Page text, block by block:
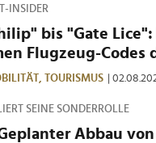
Informationen
die Sie ihnen
im Rahmen Ihrer Nutzung
INSIDER
bis "Gate Lice":
Flugzeug-Codes
TOURISMUS |
SEINE SONDERROLLE
Abbau